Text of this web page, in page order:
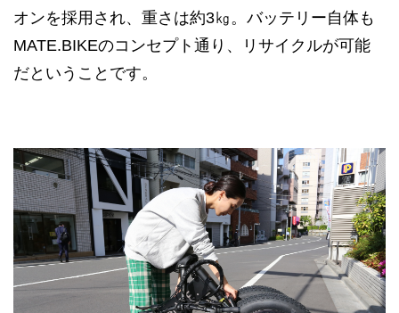
オンを採用され、重さは約3㎏。バッテリー自体も
MATE.BIKEのコンセプト通り、リサイクルが可能
だということです。